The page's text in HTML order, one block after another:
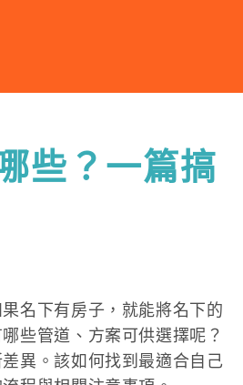
些？一篇搞
名下有房子，就能將名下的
些管道、方案可供選擇呢？
異。該如何找到最適合自己